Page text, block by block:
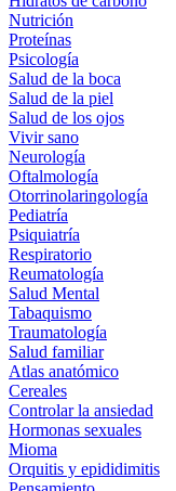
Nutrición
Proteínas
Psicología
Salud de la boca
Salud de la piel
Salud de los ojos
Vivir sano
Neurología
Oftalmología
Otorrinolaringología
Pediatría
Psiquiatría
Respiratorio
Reumatología
Salud Mental
Tabaquismo
Traumatología
Salud familiar
Atlas anatómico
Cereales
Controlar la ansiedad
Hormonas sexuales
Mioma
Orquitis y epididimitis